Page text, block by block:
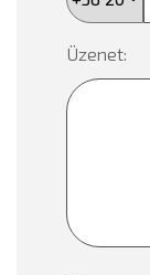
Üzenet: